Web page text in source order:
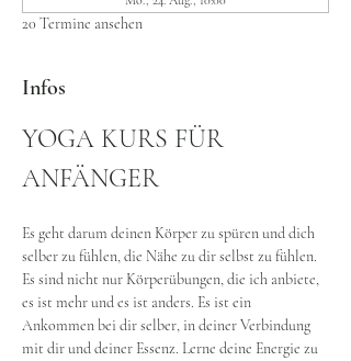
20 Termine ansehen
Infos
YOGA KURS FÜR
ANFÄNGER
Es geht darum deinen Körper zu spüren und dich
selber zu fühlen, die Nähe zu dir selbst zu fühlen.
Es sind nicht nur Körperübungen, die ich anbiete,
es ist mehr und es ist anders. Es ist ein
Ankommen bei dir selber, in deiner Verbindung
mit dir und deiner Essenz. Lerne deine Energie zu